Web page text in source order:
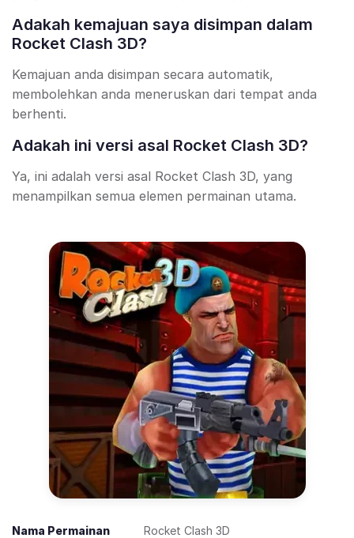
Adakah kemajuan saya disimpan dalam
Rocket Clash 3D?
Kemajuan anda disimpan secara automatik,
membolehkan anda meneruskan dari tempat anda
berhenti.
Adakah ini versi asal Rocket Clash 3D?
Ya, ini adalah versi asal Rocket Clash 3D, yang
menampilkan semua elemen permainan utama.
Nama Permainan Rocket Clash 3D